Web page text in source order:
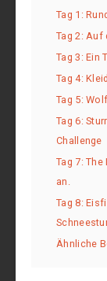
Tag 1:
Tag 2: Auf
Tag 3: Ein
Tag 4:
Tag 5:
Tag 6:
Challenge
Tag 7:
an.
Tag 8:
Ähnliche